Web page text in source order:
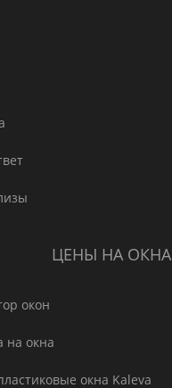
ЦЕНЫ НА ОКНА
окон
на окна
окна Kaleva